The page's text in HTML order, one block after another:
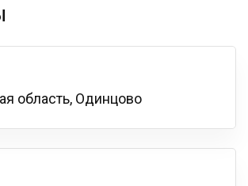
область, Одинцово